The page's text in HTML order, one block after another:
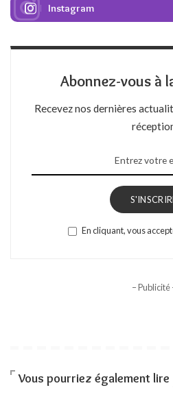
Instagram
Abonnez-vous à
Recevez nos dernières
En cliquant, vous
– Publicité
Vous pourriez également lire